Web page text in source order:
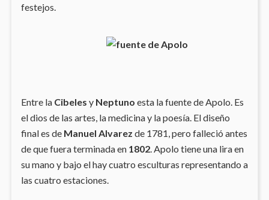
festejos.
Entre laCibeles y Neptuno esta la fuente de Apolo. Es
el dios de las artes, la medicina y la poesía. El diseño
final es de Manuel Alvarez de 1781, pero falleció antes
de que fuera terminada en 1802. Apolo tiene una lira en
su mano y bajo el hay cuatro esculturas representando a
las cuatro estaciones.